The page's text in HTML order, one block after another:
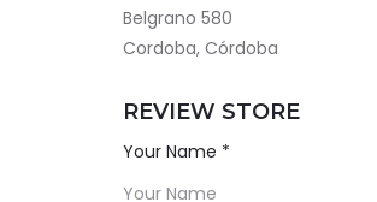
Belgrano 580
Cordoba, Córdoba
REVIEW STORE
Your Name *